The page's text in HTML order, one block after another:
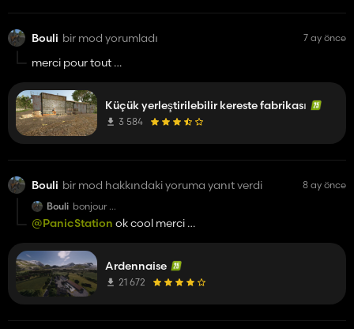
Bouli bir mod yorumladı 7 ay önce
merci pour tout
Küçük yerleştirilebilir kereste fabrikası
3 584
Bouli bir mod hakkındaki yoruma yanıt verdi
8 ay önce
Bouli bonjour
question idiote
c'est quoi GG ? sil vous plais
@PanicStation ok cool merci
Ardennaise
21 672